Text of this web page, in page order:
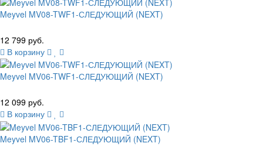
Meyvel MV08-TWF1-СЛЕДУЮЩИЙ (NEXT)
12 799 руб.
В корзину
Meyvel MV06-TWF1-СЛЕДУЮЩИЙ (NEXT)
12 099 руб.
В корзину
Meyvel MV06-TBF1-СЛЕДУЮЩИЙ (NEXT)